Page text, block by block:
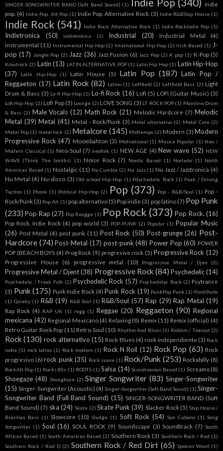
SINGER-SONGWRITER BAND (Soft Band Sound) (1)
indie
pop. (4) Indie Pop. Alt Pop (1) Indie Pop. Alternative Rock (3) Indie R&BSlap House (1)
Indie Rock (541) Indie Rock Alternative Rock (1) Indie RockIndie Pop (1)
Indietronica (50) indietrónica (1) Industrial (20) Industrial Metal
(4)
instrumental (11) Instrumental Hip-Hop (2) International Hip-Hop (2) Irish Based (1) J-
pop (17) Jangle Pop (2) Jazz (36) Jazz Fusion (6) Jazz Pop (2) K pop (1) K-Pop (5)
Krautrock (2) Latin (13) LATIN ALTERNATIVE POP (1) Latin Hip Hop (1) Latin Hip-Hop
(37)
Latín Hip-Hop (1) Latin House (5) Latin Pop (187) Latin Pop /
Reggaeton (17) Latin Rock (82) Latino (1) Leftfield (2) Leftfield Bass (2) Light
Drum & Bass (3) Lo-fi Hip-Hop (1) Lo-fi Rock (16) Lofi (5) LOFI (Guitar Music) (3)
Lofi Hip-Hop (2) Lofi Pop (5) Lounge (2) LOVE SONG (3) LT ROCK POP (1) Mainline Drum
& Bass (2) Male Vocals (12) Math Rock (21) Melodic Hardcore (7) Melodic
Metal (39) Metal (41) Metal - Rock/Punk (3) Metal alternativo (2) Metal Core (2)
Metal Pop (1) metal rock (2) Metalcore (145) Midtempo (2) Modern (3) Modern
Progressive Rock (47) Moombahton (3) Motivational (1) Música Popular (1) Neo /
Modern Classical (1) Neo-Soul (7) neofolk (1) NEW AGE (4) New wave (52) NEW
WAVE (Think The Smiths)
(1) Noise Rock (7) Nordic Based (1) Norteño (1) North
American Based (1) Nostalgic (11) Nu Cumbia (2) Nu Jazz (1) Nu Jazz / Jazztronica (4)
Nu Metal (4) Nu-disco (3) Old-school Hip-Hop (1) Pdychedelic Rock (1) Peak / Driving
Techno (1) Phonk (1) Political Hip-Hop (2) Pop (373) Pop - R&B/Soul (1) Pop -
Rock/Punk (3) Pop Alt (1) pop alternativo (5) Pop indie (3) pop latino (7) Pop Punk
(233) Pop Rap (27) Pop Reagge (1) Pop Rock (373) Pop Rock. (16)
Pop Rock. Indie Rock (4) pop world (3) POP-PUNK (2) Popular (1) Popular Music
(26) Post Metal (4) post punk (11) Post Rock (50) Post-grunge (26) Post-
Hardcore (74) Post-Metal (17) post-punk (48) Power Pop (60) POWER
POP (BEACH BOYS (4) Prog Rock (9) progresive rock (5) Progressive Rock (12)
Progressive House (6) progressive metal (10) Progressive Metal / Djen (2)
Progressive Metal / Djent (38) Progressive Rock (84) Psychedelic(14)
Psychedelic / Freak Folk (2) Psychedelic Rock (57) Psychedelyc Rock (2) Psytrance
(3) Punk (175) Punk Indie Rock (4) Punk Rock (19) PunkPop Punk (1) PunkPunk
(1) Quieky (1) R&B (19) R&B Soul (1) R&B/Soul (57) Rap (29) Rap Metal (19)
Rap Rock (4) RAP UK (1) regg (1) Reggae (20) Reggaeton (90) Regional
mexicana (42) Regional Mexicano (4) Relaxing (8) Remix (11) Remix (official) (4)
Retro Guitar Rock Pop (11) Retro Soul (10) Rhythm And Blues (1) Riddim / Tearout (2)
Rock (130) rock alternativo (15) Rock Blues (4) rock independiente (3) Rock
indie (1) rock latino (1) Rock modern (1) Rock N Roll (12) Rock Pop (63) Rock
progresivo (6) rock punk (35) Rock suave (1) Rock/Punk (253) Rockabilly (8)
RockAlt Pop (1) Rocks 80s (1) ROOTS (1) Salsa (14) Scandinavian Based (1) Screamo (8)
Shoegaze (48) Shoeghaze (2) Singer Songwriter (83) Singer-Songwriter
(15) Singer-Songwriter (Acoustic) (4) Singer-Songwriter (Soft Band Sound) (1) Singer-
Songwriter Band (Full Band Sound) (15) SINGER-SONGWRITER BAND (Soft
Band Sound) (7) ska (24) Skate (2) Skate Punk (39) Slacker Rock (5) Slap House /
Brazilian Bass (1) Slowcore (10) Sludge (1) Soft Rock (54) Son Cubano (1) Song
Songwriter (1) Soul (16) SOUL ROCK (9) Soundscape (3) Soundtrack (7) South
African Based (1) South American Based (2) Southern Rock (3) Southern Rock / Red (1)
Southern Rock / Red D (2) Southern Rock / Red Dirt (65) Spoken Word (1)